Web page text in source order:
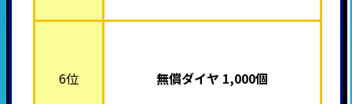
6位 無償ダイヤ 1,000個